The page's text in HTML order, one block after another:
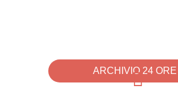
ARCHIVIO 24 ORE